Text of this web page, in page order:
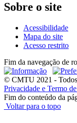
Sobre o site
Acessibilidade
Mapa do site
Acesso restrito
Fim da navegação de
© CMTU 2021 -
Privacidade e Termo
Fim do conteúdo da
Voltar para o topo